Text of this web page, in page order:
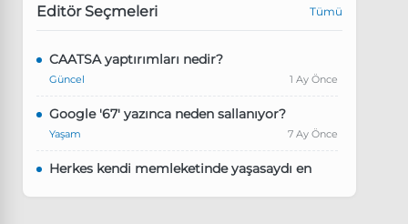
Editör Seçmeleri Tümü
CAATSA yaptırımları nedir?
Güncel 1 Ay Önce
Google '67' yazınca neden sallanıyor?
Yaşam 7 Ay Önce
Herkes kendi memleketinde yaşasaydı en